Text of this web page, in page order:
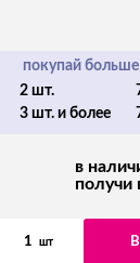
покупай
2 шт.
3 шт. и более
в
получи
1 шт